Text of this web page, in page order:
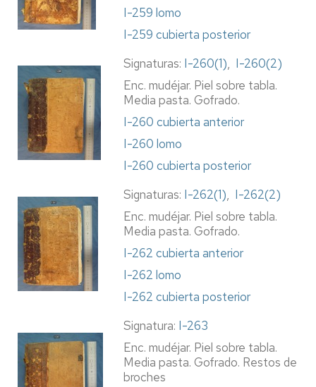
I-259 lomo
I-259 cubierta posterior
Signaturas: I-260(1), I-260(2)
Enc. mudéjar. Piel sobre tabla.
Media pasta. Gofrado.
I-260 cubierta anterior
I-260 lomo
I-260 cubierta posterior
Signaturas: I-262(1), I-262(2)
Enc. mudéjar. Piel sobre tabla.
Media pasta. Gofrado.
I-262 cubierta anterior
I-262 lomo
I-262 cubierta posterior
Signatura: I-263
Enc. mudéjar. Piel sobre tabla.
Media pasta. Gofrado. Restos de
broches